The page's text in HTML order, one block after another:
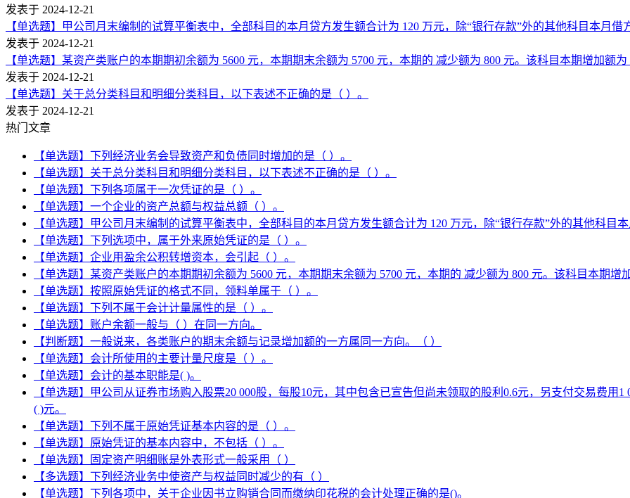
发表于 2024-12-21
【单选题】甲公司月末编制的试算平衡表中，全部科目的本月贷方发生额合计为 120 万元，除“银行存款”外的其他科目本月
发表于 2024-12-21
【单选题】某资产类账户的本期期初余额为 5600 元，本期期末余额为 5700 元，本期的 减少额为 800 元。该科目本期增加额
发表于 2024-12-21
【单选题】关于总分类科目和明细分类科目，以下表述不正确的是（ ）。
发表于 2024-12-21
热门文章
【单选题】下列经济业务会导致资产和负债同时增加的是（ ）。
【单选题】关于总分类科目和明细分类科目，以下表述不正确的是（ ）。
【单选题】下列各项属于一次凭证的是（ ）。
【单选题】一个企业的资产总额与权益总额（ ）。
【单选题】甲公司月末编制的试算平衡表中，全部科目的本月贷方发生额合计为 120 万元，除“银行存款”外的其他科目
【单选题】下列选项中，属于外来原始凭证的是（ ）。
【单选题】企业用盈余公积转增资本，会引起（ ）。
【单选题】某资产类账户的本期期初余额为 5600 元，本期期末余额为 5700 元，本期的 减少额为 800 元。该科目本期增
【单选题】按照原始凭证的格式不同，领料单属于（ ）。
【单选题】下列不属于会计计量属性的是（ ）。
【单选题】账户余额一般与（ ）在同一方向。
【判断题】一般说来，各类账户的期末余额与记录增加额的一方属同一方向。（ ）
【单选题】会计所使用的主要计量尺度是（ ）。
【单选题】会计的基本职能是( )。
【单选题】甲公司从证券市场购入股票20 000股，每股10元，其中包含已宣告但尚未领取的股利0.6元，另支付交易费
( )元。
【单选题】下列不属于原始凭证基本内容的是（ ）。
【单选题】原始凭证的基本内容中，不包括（ ）。
【单选题】固定资产明细账是外表形式一般采用（ ）
【多选题】下列经济业务中使资产与权益同时减少的有（ ）
【单选题】下列各项中，关于企业因书立购销合同而缴纳印花税的会计处理正确的是()。